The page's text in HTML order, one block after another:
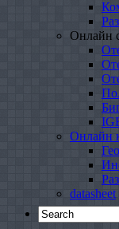
Онлайн
Онлайн
datasheet
Search
for: